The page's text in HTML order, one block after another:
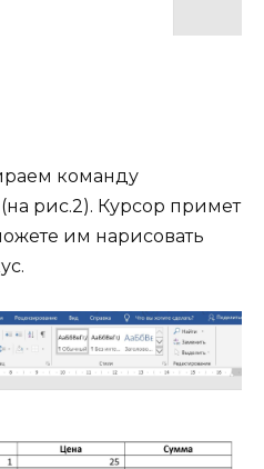
команду
(на рис.2). Курсор примет
им нарисовать